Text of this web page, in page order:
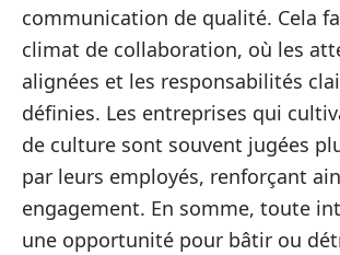
communication de qualité. Cela
climat de collaboration, où les
alignées et les responsabilités
définies. Les entreprises qui
de culture sont souvent jugées
par leurs employés, renforçant
engagement. En somme, toute
une opportunité pour bâtir ou